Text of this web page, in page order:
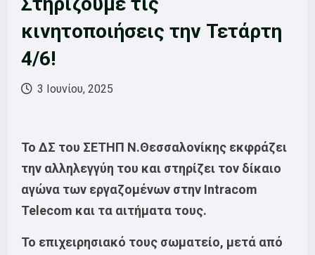
κινητοποιήσεις την Τετάρτη
4/6!
3 Ιουνίου, 2025
To ΔΣ του ΣΕΤΗΠ Ν.Θεσσαλονίκης εκφράζει
την αλληλεγγύη του και στηρίζει τον δίκαιο
αγώνα των εργαζομένων στην Intracom
Telecom και τα αιτήματα τους.
Το επιχειρησιακό τους σωματείο, μετά από